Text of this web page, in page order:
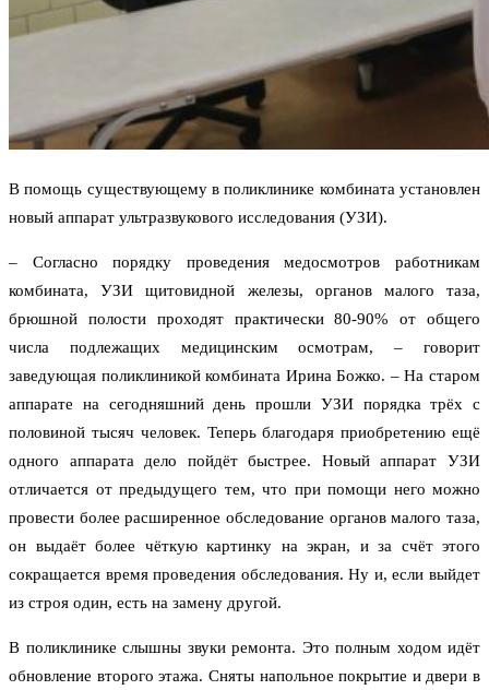
В помощь существующему в поликлинике комбината установлен
новый аппарат ультразвукового исследования (УЗИ).
– Согласно порядку проведения медосмотров работникам
комбината, УЗИ щитовидной железы, органов малого таза,
брюшной полости проходят практически 80-90% от общего
числа подлежащих медицинским осмотрам, – говорит
заведующая поликлиникой комбината Ирина Божко. – На старом
аппарате на сегодняшний день прошли УЗИ порядка трёх с
половиной тысяч человек. Теперь благодаря приобретению ещё
одного аппарата дело пойдёт быстрее. Новый аппарат УЗИ
отличается от предыдущего тем, что при помощи него можно
провести более расширенное обследование органов малого таза,
он выдаёт более чёткую картинку на экран, и за счёт этого
сокращается время проведения обследования. Ну и, если выйдет
из строя один, есть на замену другой.
В поликлинике слышны звуки ремонта. Это полным ходом идёт
обновление второго этажа. Сняты напольное покрытие и двери в